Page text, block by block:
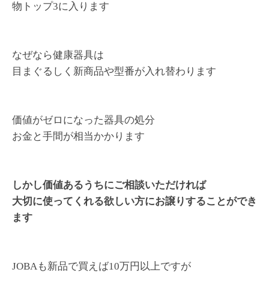
物トップ3に入ります
なぜなら健康器具は
目まぐるしく新商品や型番が入れ替わります
価値がゼロになった器具の処分
お金と手間が相当かかります
しかし価値あるうちにご相談いただければ
大切に使ってくれる欲しい方にお譲りすることができ
ます
JOBAも新品で買えば10万円以上ですが